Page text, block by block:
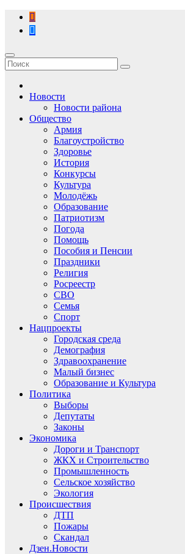
Перейти
содержимому
Новости
Новости района
Общество
Армия
Благоустройство
Здоровье
История
Конкурсы
Культура
Молодёжь
Образование
Патриотизм
Погода
Помощь
Пособия и Пенсии
Праздники
Религия
Росреестр
СВО
Семья
Спорт
Нацпроекты
Городская среда
Демография
Здравоохранение
Малый бизнес
Образование и Культура
Политика
Выборы
Депутаты
Законы
Экономика
Дороги и Транспорт
ЖКХ и Строительство
Промышленность
Сельское хозяйство
Экология
Происшествия
ДТП
Пожары
Скандал
Дзен.Новости